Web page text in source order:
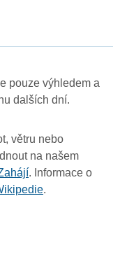
pouze výhledem a
dalších dní.
větru nebo
na našem
. Informace o
.